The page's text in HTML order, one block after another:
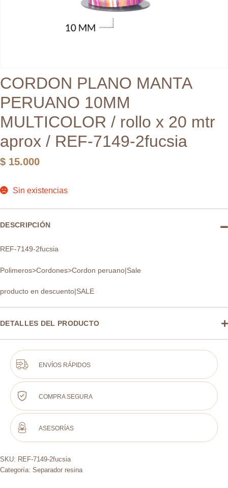
CORDON PLANO MANTA
PERUANO 10MM
MULTICOLOR / rollo x 20 mtr
aprox / REF-7149-2fucsia
$ 15.000
Sin existencias
DESCRIPCIÓN
REF-7149-2fucsia
Polimeros>Cordones>Cordon peruano|Sale
producto en descuento|SALE
DETALLES DEL PRODUCTO
ENVÍOS RÁPIDOS
COMPRA SEGURA
ASESORÍAS
SKU: REF-7149-2fucsia
Categoría: Separador resina